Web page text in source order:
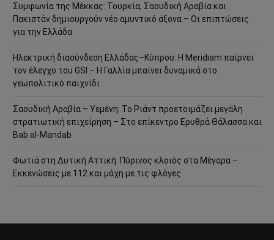
Συμφωνία της Μέκκας: Τουρκία, Σαουδική Αραβία και
Πακιστάν δημιουργούν νέο αμυντικό άξονα – Οι επιπτώσεις
για την Ελλάδα
Ηλεκτρική διασύνδεση Ελλάδας–Κύπρου: Η Meridiam παίρνει
τον έλεγχο του GSI – Η Γαλλία μπαίνει δυναμικά στο
γεωπολιτικό παιχνίδι
Σαουδική Αραβία – Υεμένη: Το Ριάντ προετοιμάζει μεγάλη
στρατιωτική επιχείρηση – Στο επίκεντρο Ερυθρά Θάλασσα και
Bab al-Mandab
Φωτιά στη Δυτική Αττική: Πύρινος κλοιός στα Μέγαρα –
Εκκενώσεις με 112 και μάχη με τις φλόγες